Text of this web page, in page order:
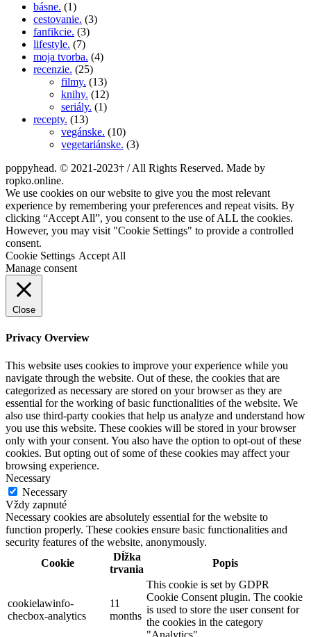
básne. (1)
cestovanie. (3)
fanfikcie. (3)
lifestyle. (7)
moja tvorba. (4)
recenzie. (25)
filmy. (13)
knihy. (12)
seriály. (1)
recepty. (13)
vegánske. (10)
vegetariánske. (3)
poppyhead. © 2021-2023† / All Rights Reserved. Made by
ropko.online.
We use cookies on our website to give you the most relevant
experience by remembering your preferences and repeat visits. By
clicking “Accept All”, you consent to the use of ALL the cookies.
However, you may visit "Cookie Settings" to provide a controlled
consent.
Cookie Settings Accept All
Manage consent
Close
Privacy Overview
This website uses cookies to improve your experience while you
navigate through the website. Out of these, the cookies that are
categorized as necessary are stored on your browser as they are
essential for the working of basic functionalities of the website. We
also use third-party cookies that help us analyze and understand how
you use this website. These cookies will be stored in your browser
only with your consent. You also have the option to opt-out of these
cookies. But opting out of some of these cookies may affect your
browsing experience.
Necessary
Necessary
Vždy zapnuté
Necessary cookies are absolutely essential for the website to
function properly. These cookies ensure basic functionalities and
security features of the website, anonymously.
Cookie
Dĺžka
trvania
Popis
cookielawinfo-
checbox-analytics
11
months
This cookie is set by GDPR
Cookie Consent plugin. The cookie
is used to store the user consent for
the cookies in the category
"Analytics".